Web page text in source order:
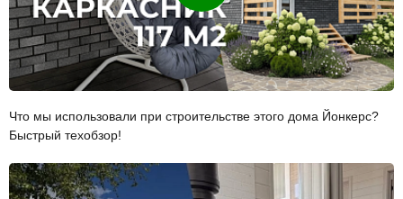
Что мы использовали при строительстве этого дома Йонкерс?
Быстрый техобзор!